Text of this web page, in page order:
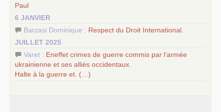
Paul
6 JANVIER
Barzasi Dominique : Respect du Droit International.
JUILLET 2025
Varet : Eneffet crimes de guerre commis par l’armée
ukrainienne et ses alliés occidentaux.
Halte à la guerre et. (…)